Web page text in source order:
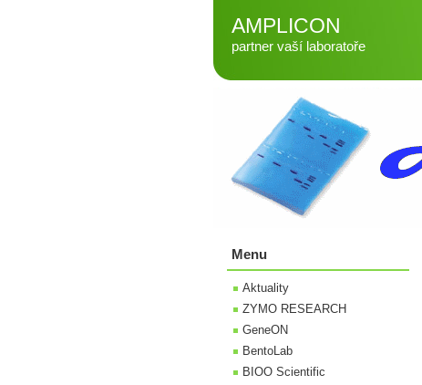
AMPLICON
partner vaší laboratoře
Menu
Aktuality
ZYMO RESEARCH
GeneON
BentoLab
BIOO Scientific